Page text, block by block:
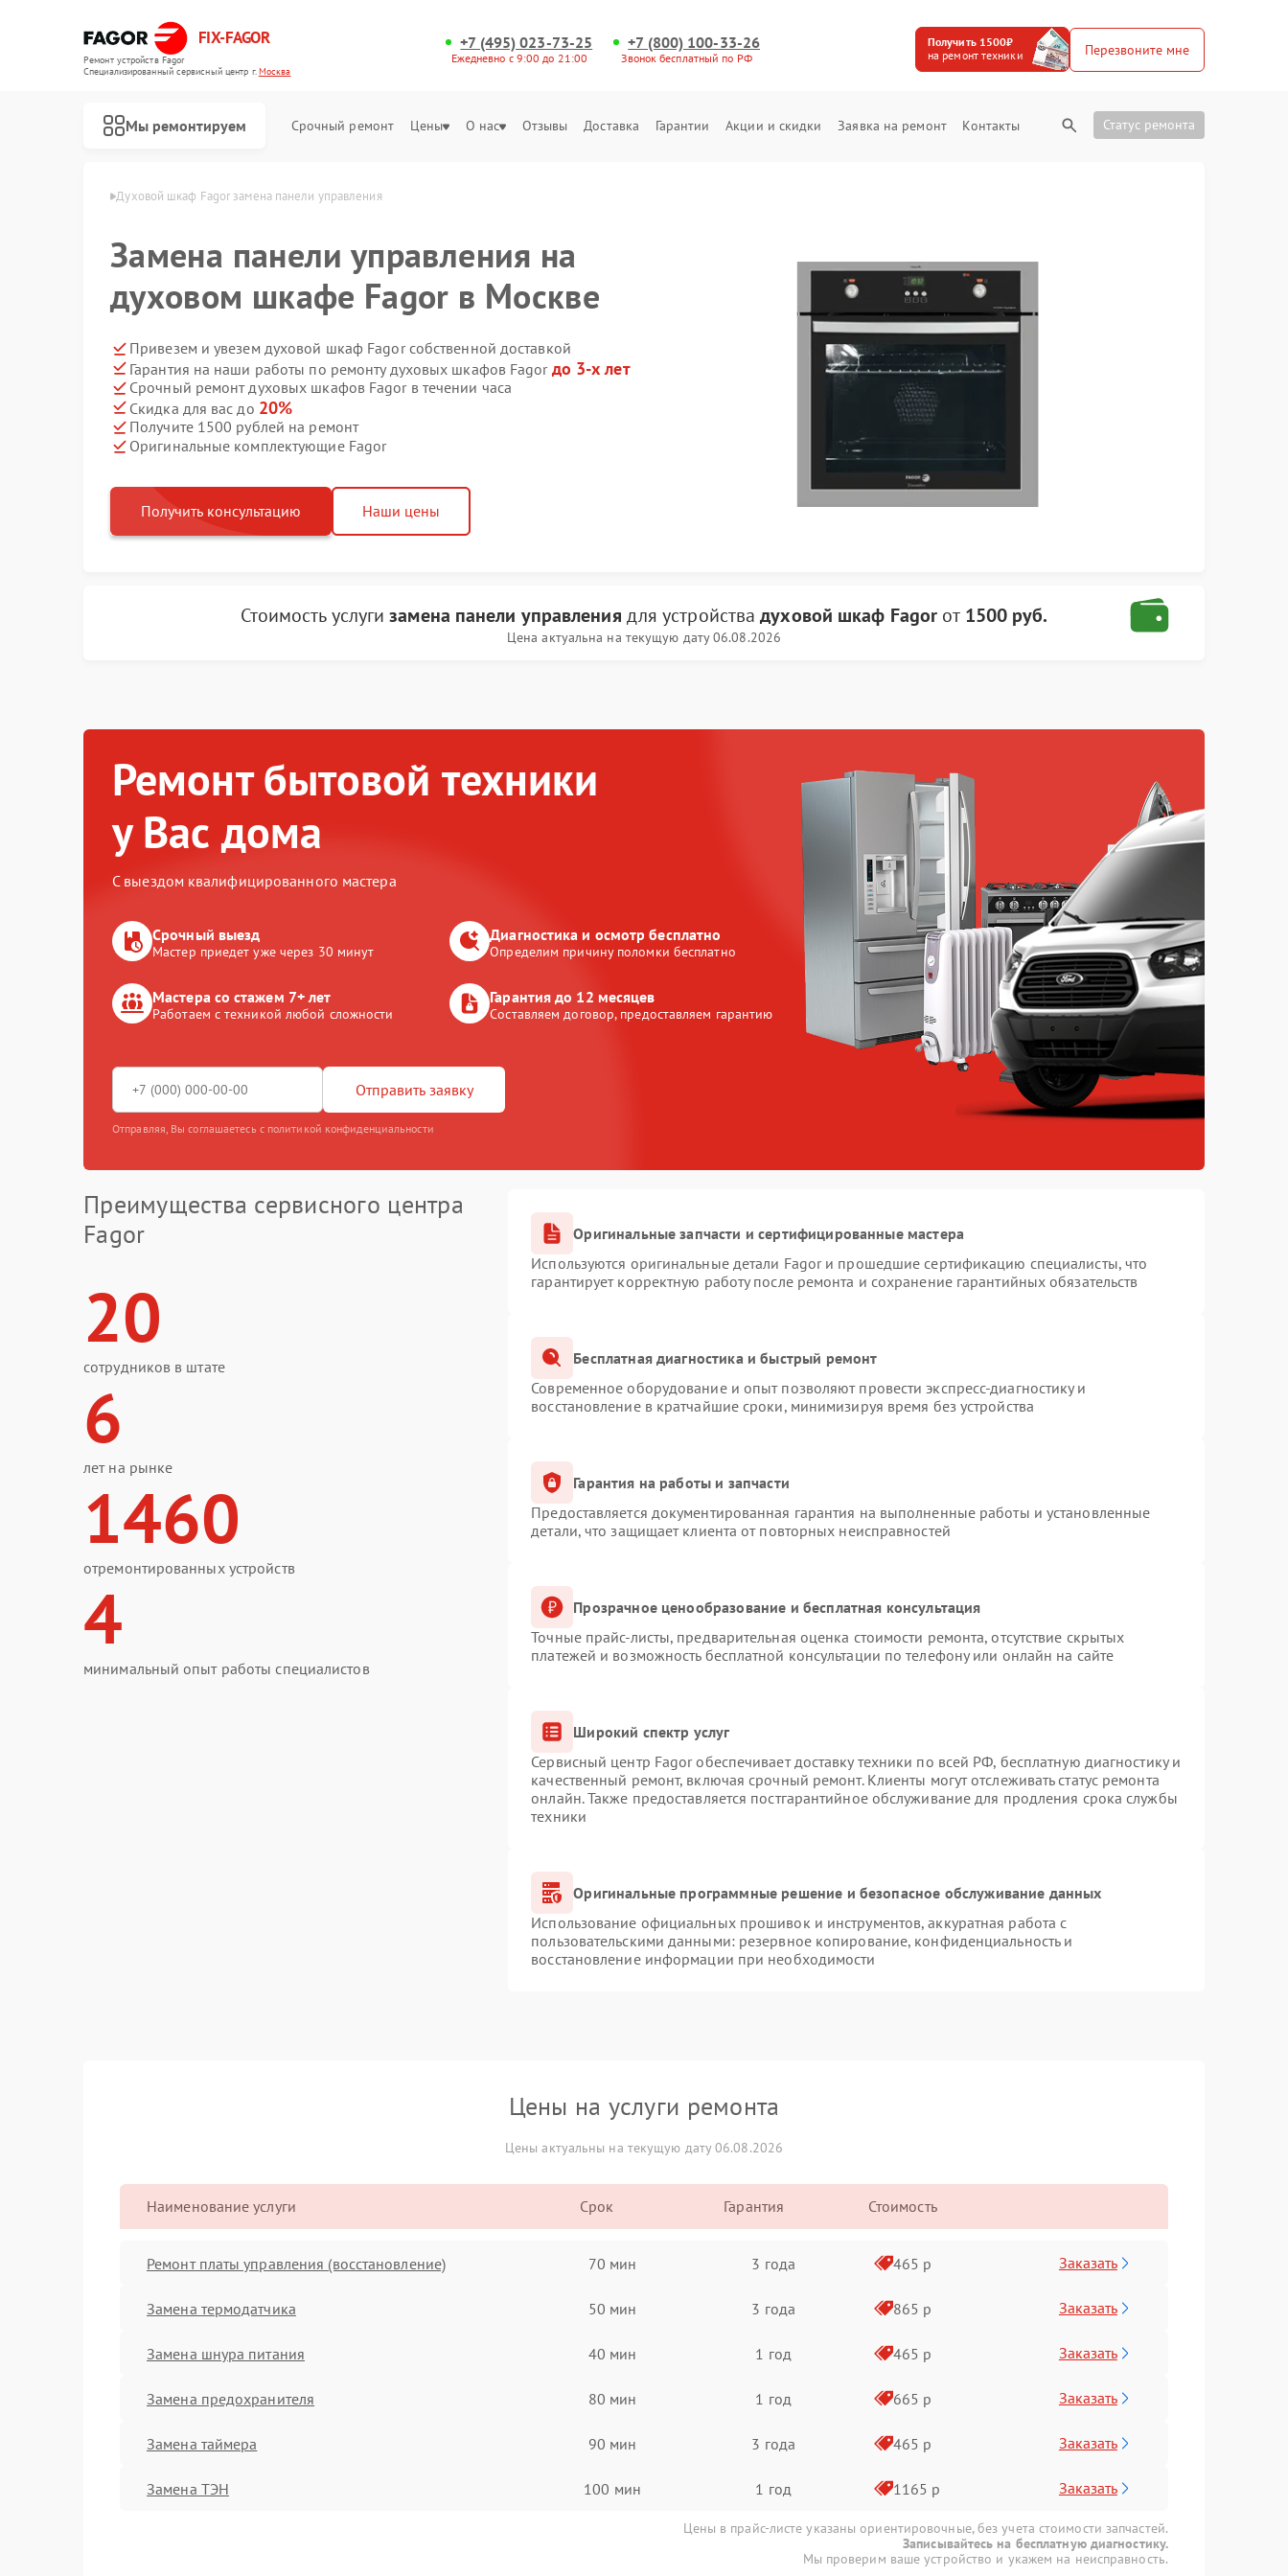
FIX-FAGOR
Ремонт устройств Fagor
Специализированный cервисный центр г.Москва
+7 (495) 023-73-25
Ежедневно с 9:00 до 21:00
+7 (800) 100-33-26
Звонок бесплатный по РФ
Получить 1500₽
на ремонт техники
Перезвоните мне
Мы ремонтируем Срочный ремонт Цены О нас Отзывы Доставка Гарантии Акции и скидки Заявка на ремонт Контакты Статус ремонта
Fagor в Москве Духовой шкаф Fagor замена панели управления
Замена панели управления на
духовом шкафе Fagor в Москве
Привезем и увезем духовой шкаф Fagor собственной доставкой
Гарантия на наши работы по ремонту духовых шкафов Fagor до 3-х лет
Срочный ремонт духовых шкафов Fagor в течении часа
Скидка для вас до 20%
Получите 1500 рублей на ремонт
Оригинальные комплектующие Fagor
Получить консультацию Наши цены
Стоимость услугизамена панели управления для устройствадуховой шкаф Fagor от 1500 руб.
Цена актуальна на текущую дату 06.08.2026
Ремонт бытовой техники
у Вас дома
С выездом квалифицированного мастера
Срочный выезд
Мастер приедет уже через 30 минут
Диагностика и осмотр бесплатно
Определим причину поломки бесплатно
Мастера со стажем 7+ лет
Работаем с техникой любой сложности
Гарантия до 12 месяцев
Составляем договор, предоставляем гарантию
Отправить заявку
Отправляя, Вы соглашаетесь с политикой конфиденциальности
Преимущества сервисного центра
Fagor
20
сотрудников в штате
6
лет на рынке
1460
отремонтированных устройств
4
минимальный опыт работы специалистов
Оригинальные запчасти и сертифицированные мастера
Используются оригинальные детали Fagor и прошедшие сертификацию специалисты, что
гарантирует корректную работу после ремонта и сохранение гарантийных обязательств
Бесплатная диагностика и быстрый ремонт
Современное оборудование и опыт позволяют провести экспресс-диагностику и
восстановление в кратчайшие сроки, минимизируя время без устройства
Гарантия на работы и запчасти
Предоставляется документированная гарантия на выполненные работы и установленные
детали, что защищает клиента от повторных неисправностей
Прозрачное ценообразование и бесплатная консультация
Точные прайс-листы, предварительная оценка стоимости ремонта, отсутствие скрытых
платежей и возможность бесплатной консультации по телефону или онлайн на сайте
Широкий спектр услуг
Сервисный центр Fagor обеспечивает доставку техники по всей РФ, бесплатную диагностику и
качественный ремонт, включая срочный ремонт. Клиенты могут отслеживать статус ремонта
онлайн. Также предоставляется постгарантийное обслуживание для продления срока службы
техники
Оригинальные программные решение и безопасное обслуживание данных
Использование официальных прошивок и инструментов, аккуратная работа с
пользовательскими данными: резервное копирование, конфиденциальность и
восстановление информации при необходимости
Цены на услуги ремонта
Цены актуальны на текущую дату 06.08.2026
Наименование услуги Срок Гарантия Стоимость
Ремонт платы управления (восстановление) 70 мин 3 года 465 р Заказать
Замена термодатчика 50 мин 3 года 865 р Заказать
Замена шнура питания 40 мин 1 год 465 р Заказать
Замена предохранителя 80 мин 1 год 665 р Заказать
Замена таймера 90 мин 3 года 465 р Заказать
Замена ТЭН 100 мин 1 год 1165 р Заказать
Цены в прайс-листе указаны ориентировочные, без учета стоимости запчастей.
Записывайтесь на бесплатную диагностику.
Мы проверим ваше устройство и укажем на неисправность.